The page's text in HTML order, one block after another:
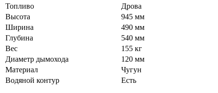
Топливо
Дрова
Высота
945 мм
Ширина
490 мм
Глубина
540 мм
Вес
155 кг
Диаметр дымохода
120 мм
Материал
Чугун
Водяной контур
Есть